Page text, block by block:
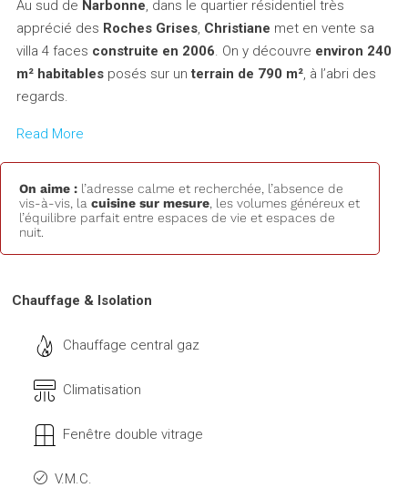
Au sud de Narbonne, dans le quartier résidentiel très
apprécié des Roches Grises, Christiane met en vente sa
villa 4 faces construite en 2006. On y découvre environ 240
m² habitablesposés sur unterrain de 790 m², à l’abri des
regards.
Read More
On aime : l’adresse calme et recherchée, l’absence de
vis-à-vis, la cuisine sur mesure, les volumes généreux et
l’équilibre parfait entre espaces de vie et espaces de
nuit.
Chauffage & Isolation
Chauffage central gaz
Climatisation
Fenêtre double vitrage
V.M.C.